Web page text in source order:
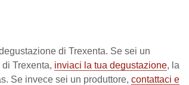
di Trexenta. Se sei un
Trexenta, inviaci la tua degustazione, la
Se invece sei un produttore, contattaci e